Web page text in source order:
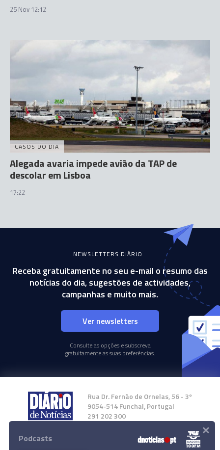
25 Nov 12:12
CASOS DO DIA
Alegada avaria impede avião da TAP de
descolar em Lisboa
17:22
NEWSLETTERS DIÁRIO
Receba gratuitamente no seu e-mail o resumo das
notícias do dia, sugestões de actividades,
campanhas e muito mais.
Ver newsletters
Consulte as opções e subscreva
gratuitamente as suas preferências.
Rua Dr. Fernão de Ornelas, 56 - 3º
9054-514 Funchal, Portugal
291 202 300
Instale a nossa App
Podcasts ×